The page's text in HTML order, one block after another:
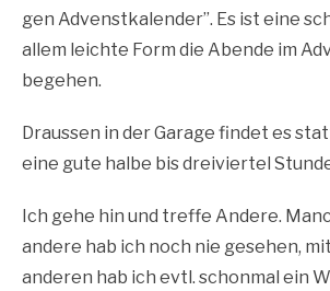
gen Adven­st­ka­len­der”. Es ist eine
allem leich­te Form die Aben­de im
begehen.
Draus­sen in der Gara­ge fin­det es
eine gute hal­be bis drei­vier­tel
Ich gehe hin und tref­fe Ande­re.
ande­re hab ich noch nie gese­hen,
ande­ren hab ich evtl. schon­mal ein